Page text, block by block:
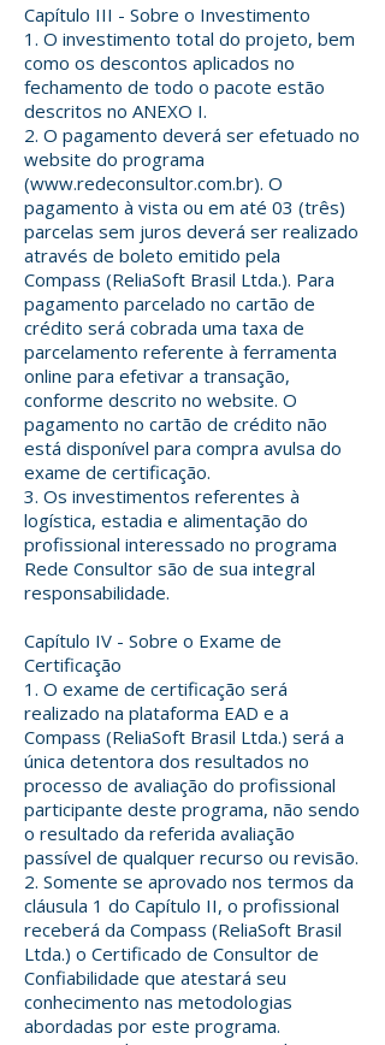
Capítulo III - Sobre o Investimento
1. O investimento total do projeto, bem
como os descontos aplicados no
fechamento de todo o pacote estão
descritos no ANEXO I.
2. O pagamento deverá ser efetuado no
website do programa
(www.redeconsultor.com.br). O
pagamento à vista ou em até 03 (três)
parcelas sem juros deverá ser realizado
através de boleto emitido pela
Compass (ReliaSoft Brasil Ltda.). Para
pagamento parcelado no cartão de
crédito será cobrada uma taxa de
parcelamento referente à ferramenta
online para efetivar a transação,
conforme descrito no website. O
pagamento no cartão de crédito não
está disponível para compra avulsa do
exame de certificação.
3. Os investimentos referentes à
logística, estadia e alimentação do
profissional interessado no programa
Rede Consultor são de sua integral
responsabilidade.
Capítulo IV - Sobre o Exame de
Certificação
1. O exame de certificação será
realizado na plataforma EAD e a
Compass (ReliaSoft Brasil Ltda.) será a
única detentora dos resultados no
processo de avaliação do profissional
participante deste programa, não sendo
o resultado da referida avaliação
passível de qualquer recurso ou revisão.
2. Somente se aprovado nos termos da
cláusula 1 do Capítulo II, o profissional
receberá da Compass (ReliaSoft Brasil
Ltda.) o Certificado de Consultor de
Confiabilidade que atestará seu
conhecimento nas metodologias
abordadas por este programa.